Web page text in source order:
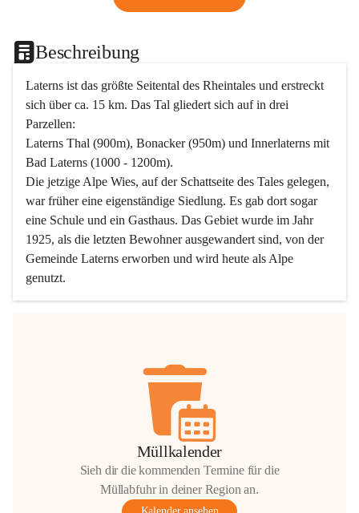
Beschreibung
Laterns ist das größte Seitental des Rheintales und erstreckt
sich über ca. 15 km. Das Tal gliedert sich auf in drei
Parzellen:
Laterns Thal (900m), Bonacker (950m) und Innerlaterns mit
Bad Laterns (1000 - 1200m).
Die jetzige Alpe Wies, auf der Schattseite des Tales gelegen,
war früher eine eigenständige Siedlung. Es gab dort sogar
eine Schule und ein Gasthaus. Das Gebiet wurde im Jahr
1925, als die letzten Bewohner ausgewandert sind, von der
Gemeinde Laterns erworben und wird heute als Alpe
genutzt.
Müllkalender
Sieh dir die kommenden Termine für die
Müllabfuhr in deiner Region an.